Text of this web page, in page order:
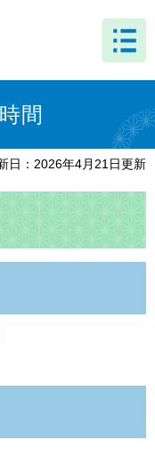
間
日：2026年4月21日更新